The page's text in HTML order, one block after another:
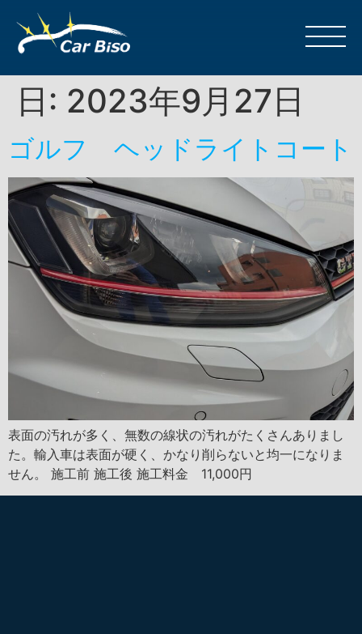
日: 2023年9月27日
ゴルフ ヘッドライトコート
表面の汚れが多く、無数の線状の汚れがたくさんありまし
た。輸入車は表面が硬く、かなり削らないと均一になりま
せん。 施工前 施工後 施工料金 11,000円